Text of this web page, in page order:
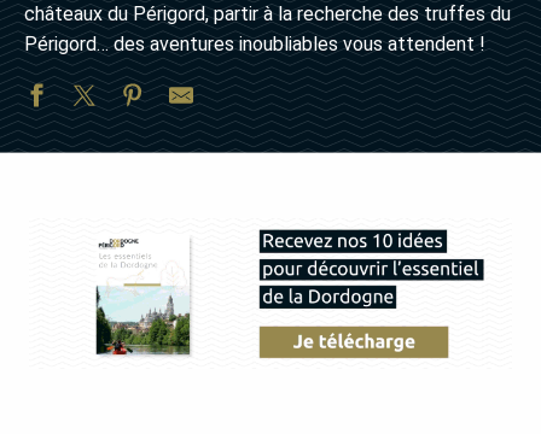
châteaux du Périgord, partir à la recherche des truffes du
Périgord… des aventures inoubliables vous attendent !